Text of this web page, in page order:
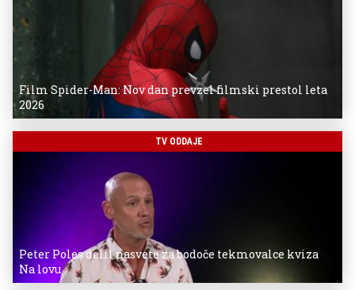
Film Spider-Man: Nov dan prevzel filmski prestol leta
2026
TV ODDAJE
Peter Poles delil nasvete za bodoče tekmovalce kviza
Na lovu